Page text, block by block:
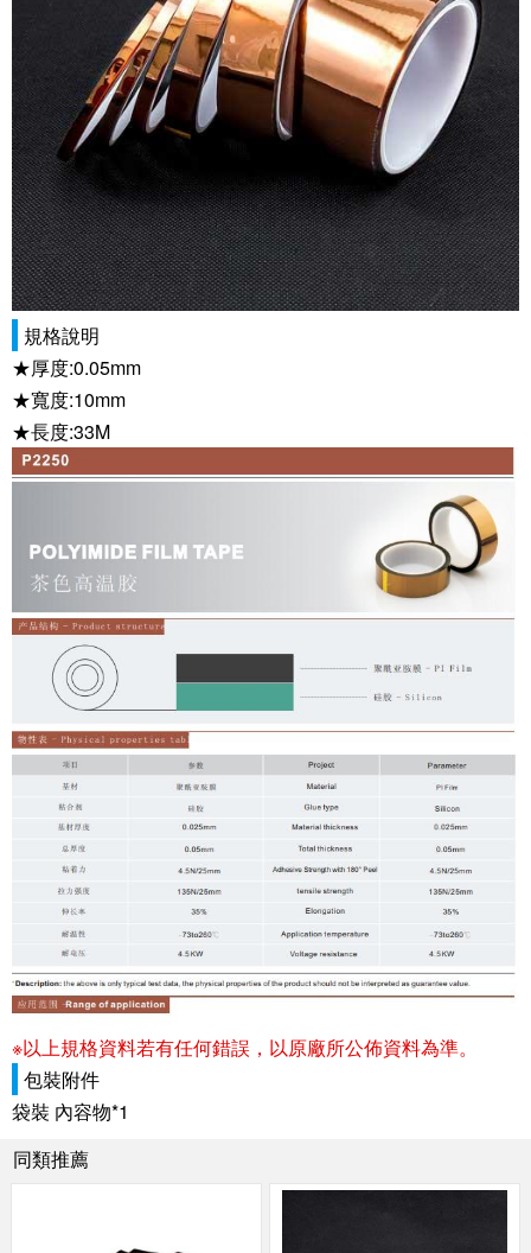
規格說明
★厚度:0.05mm
★寬度:10mm
★長度:33M
※以上規格資料若有任何錯誤，以原廠所公佈資料為準。
包裝附件
袋裝 內容物*1
同類推薦